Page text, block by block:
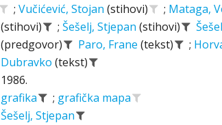
; Vučićević, Stojan (stihovi) ; Mataga,
(stihovi)
; Šešelj, Stjepan (stihovi)
(predgovor)
Paro, Frane (tekst) ;
Dubravko (tekst)
1986.
grafika ; grafička mapa
Šešelj, Stjepan